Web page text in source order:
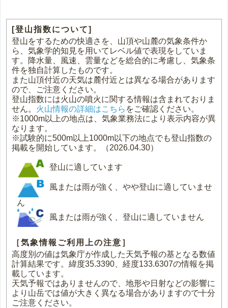
[登山指数について]
登山をするための快適さを、山頂や山麓の気象条件か
ら、気象学的知見を用いてレベル値で表現をしていま
す。降水量、風速、雲量などを総合的に考慮し、気象条
件を独自計算したものです。
また山頂付近の天気は麓付近とは異なる場合があります
ので、ご注意ください。
登山指数には火山の噴火に関する情報は含まれておりま
せん。 火山情報の詳細はこちら をご確認ください。
※1000m以上の地点は、気象業務法により表示内容が異
なります。
※試験的に500m以上1000m以下の地点でも登山指数の
掲載を開始しています。（2026.04.30）
登山に適しています
風または雨が強く、やや登山に適していませ
ん
風または雨が強く、登山に適していません
［気象情報ご利用上の注意］
高度別の値は気象庁が作成した天気予報の基となる数値
計算結果です。緯度35.3390、経度133.6307の情報を掲
載しています。
天気予報ではありませんので、地形や日射などの影響に
より山岳では値が大きく異なる場合がありますので十分
ご注意ください。